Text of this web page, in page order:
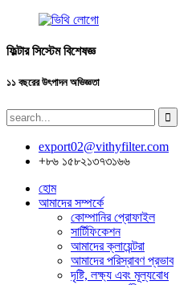
ফিল্টার সিস্টেম বিশেষজ্ঞ
১১ বছরের উৎপাদন অভিজ্ঞতা
export02@vithyfilter.com
+৮৬ ১৫৮২১৩৭৩১৬৬
হোম
আমাদের সম্পর্কে
কোম্পানির প্রোফাইল
সার্টিফিকেশন
আমাদের ক্লায়েন্টরা
আমাদের পরিস্রাবণ প্রভাব
দৃষ্টি, লক্ষ্য এবং মূল্যবোধ